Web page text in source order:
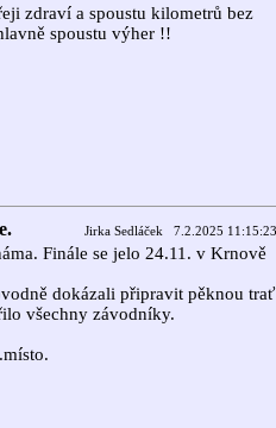
zdraví a spoustu kilometrů bez
spoustu výher !!
Jirka Sedláček 7.2.2025 11:15:23
Finále se jelo 24.11. v Krnově
dokázali připravit pěknou trať
všechny závodníky.